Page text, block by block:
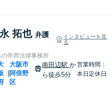
すかった」と言ってもらえる事務
目指します
拓也 弁護
インタビューを見
る
の帝西法律事務所
大阪市
阿倍野
区
南田辺駅か
ら徒歩5分
営業時間：
本日定休日